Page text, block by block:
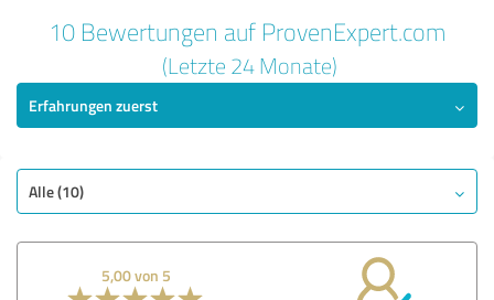
SEHR GUT
Nutzen
Leistungen
Ausführung
Beratung
10 Bewertungen auf ProvenExpert.com
(Letzte 24 Monate)
Erfahrungen zuerst
Alle (10)
5,00 von 5